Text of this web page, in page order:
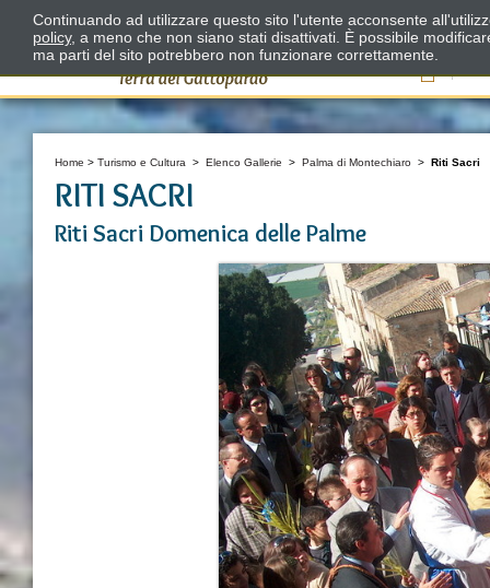
Il
Home > Turismo e Cultura > Elenco Gallerie > Palma di Montechiaro > Riti Sacri
RITI SACRI
Riti Sacri Domenica delle Palme
Continuando ad utilizzare questo sito l'utente acconsente
policy, a meno che non siano stati disattivati. È possibile
ma parti del sito potrebbero non funzionare correttamente.